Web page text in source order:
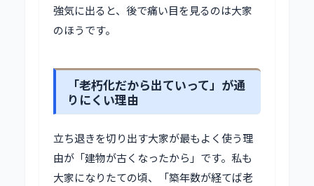
強気に出ると、後で痛い目を見るのは大家
のほうです。
「老朽化だから出ていって」が通
りにくい理由
立ち退きを切り出す大家が最もよく使う理
由が「建物が古くなったから」です。私も
大家になりたての頃、「築年数が経てば老